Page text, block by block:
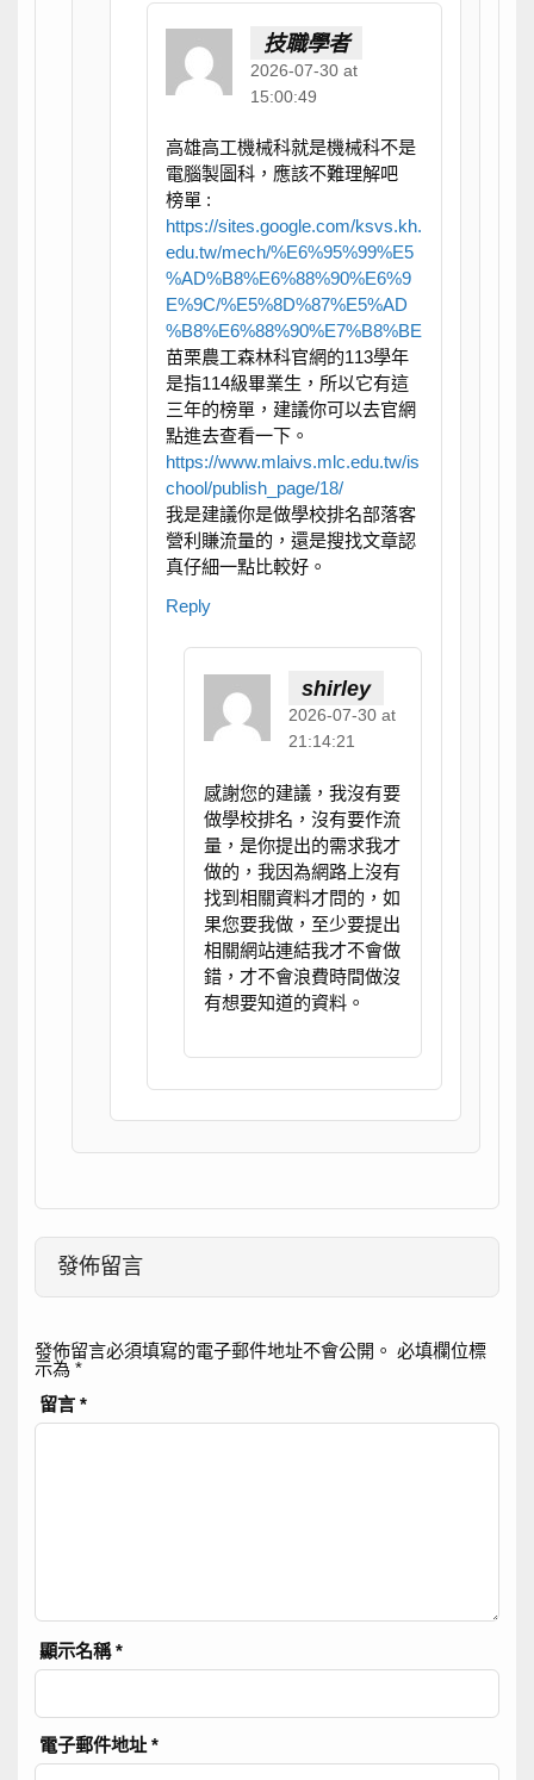
技職學者
2026-07-30 at
15:00:49
高雄高工機械科就是機械科不是
電腦製圖科，應該不難理解吧
榜單 :
https://sites.google.com/ksvs.kh.
edu.tw/mech/%E6%95%99%E5
%AD%B8%E6%88%90%E6%9
E%9C/%E5%8D%87%E5%AD
%B8%E6%88%90%E7%B8%BE
苗栗農工森林科官網的113學年
是指114級畢業生，所以它有這
三年的榜單，建議你可以去官網
點進去查看一下。
https://www.mlaivs.mlc.edu.tw/is
chool/publish_page/18/
我是建議你是做學校排名部落客
營利賺流量的，還是搜找文章認
真仔細一點比較好。
Reply
shirley
2026-07-30 at
21:14:21
感謝您的建議，我沒有要
做學校排名，沒有要作流
量，是你提出的需求我才
做的，我因為網路上沒有
找到相關資料才問的，如
果您要我做，至少要提出
相關網站連結我才不會做
錯，才不會浪費時間做沒
有想要知道的資料。
發佈留言
發佈留言必須填寫的電子郵件地址不會公開。 必填欄位標
示為 *
留言*
顯示名稱*
電子郵件地址*